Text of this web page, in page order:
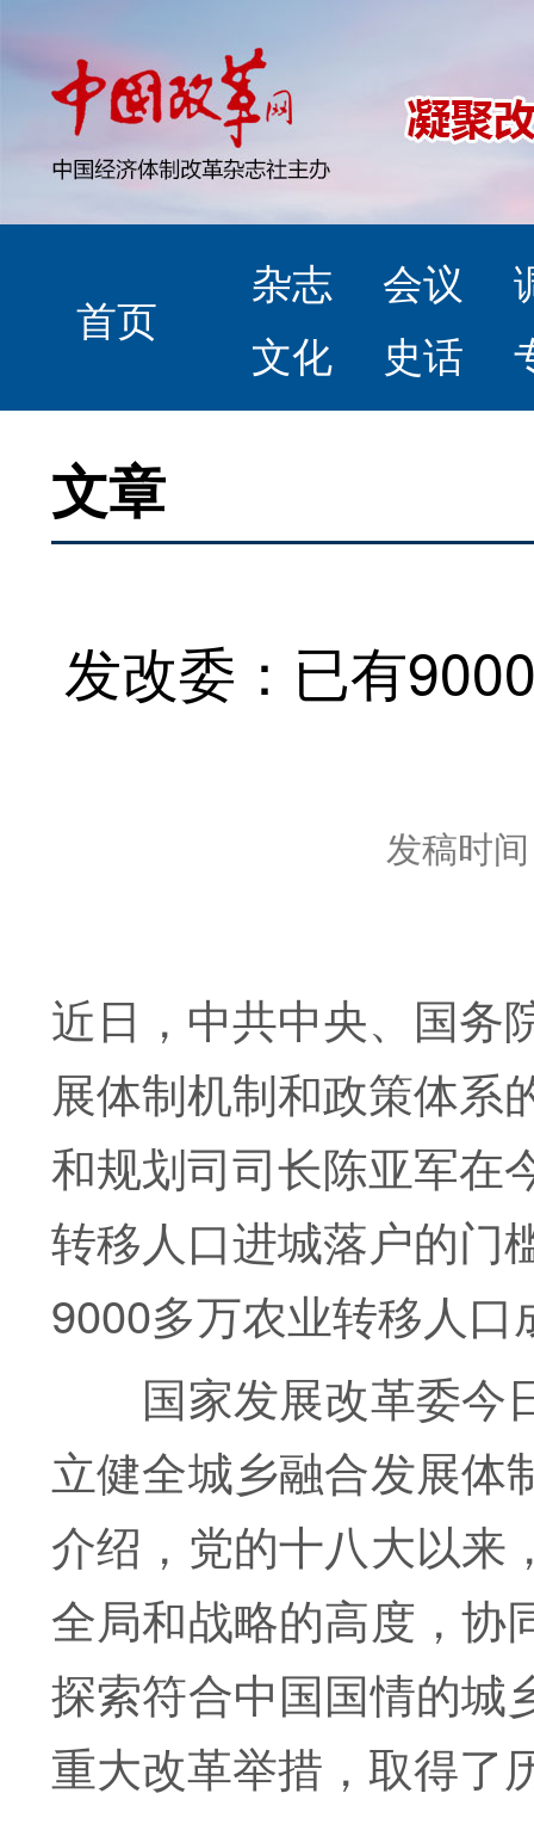
首页
杂志 会议
文化
史话
文章
发改委：已有
发稿时
近日，中共中央、国务
展体制机制和政策体系
和规划司司长陈亚军在
转移人口进城落户的门
9000多万农业转移人
国家发展改革委今
立健全城乡融合发展体
介绍，党的十八大以来
全局和战略的高度，协
探索符合中国国情的城
重大改革举措，取得了